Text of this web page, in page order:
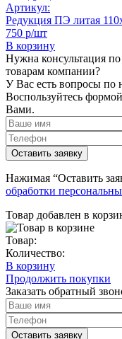
Артикул:
Редукция ПЭ литая
750 р/шт
В корзину
Нужна консультация
товарам компании?
У Вас есть вопросы по
Воспользуйтесь
Вами.
Нажимая “Оставить
обработки
Товар добавлен в
Товар:
Количество:
В корзину
Продолжить покупки
Заказать обратный